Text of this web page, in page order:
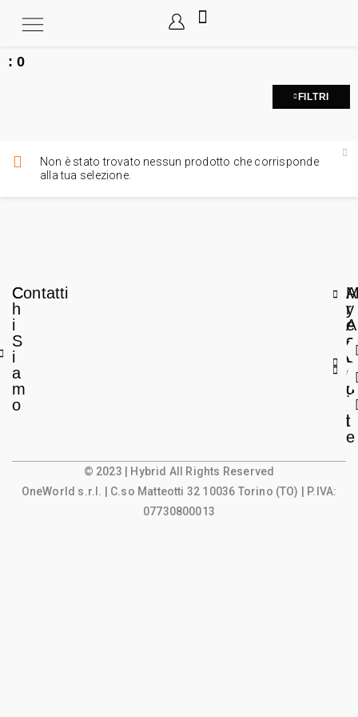
:0
FILTRI
Non è stato trovato nessun prodotto che corrisponde
alla tua selezione.
C
h
i
S
i
a
m
o
Contatti
A
r
e
a
L
e
g
l
e
y
A
c
c
o
u
t
© 2023 | Hybrid All Rights Reserved
OneWorld s.r.l.
| C.so Matteotti 32 10036 Torino (TO) | P.IVA:
07730800013